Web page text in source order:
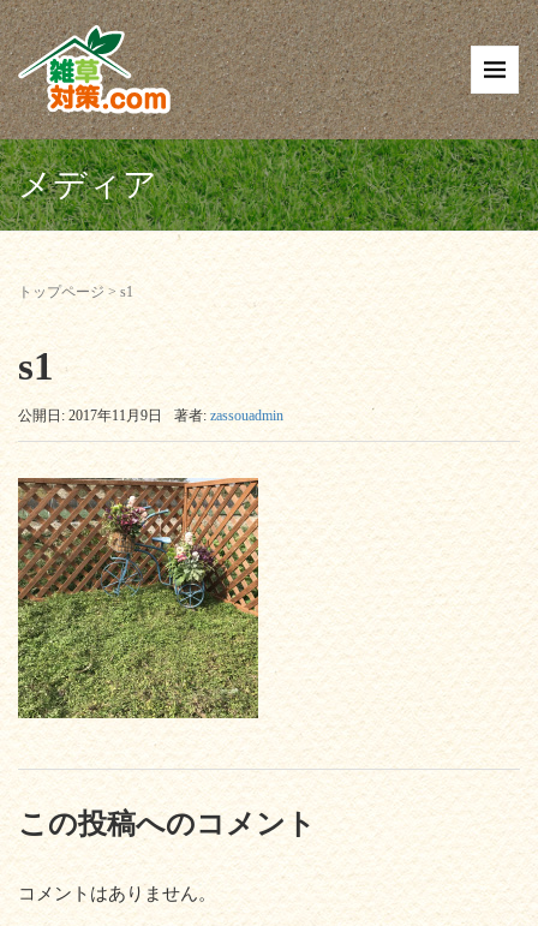
メディア
トップページ> s1
s1
公開日: 2017年11月9日 著者: zassouadmin
この投稿へのコメント
コメントはありません。